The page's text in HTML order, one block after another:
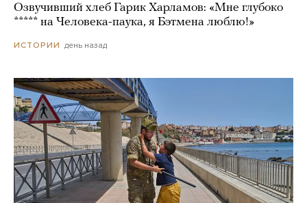
Озвучивший хлеб Гарик Харламов: «Мне глубоко
***** на Человека-паука, я Бэтмена люблю!»
ИСТОРИИ день назад